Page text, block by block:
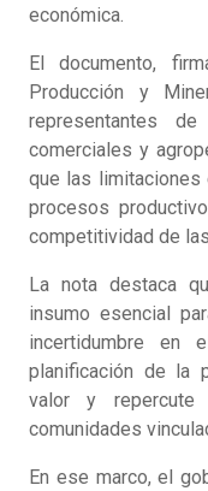
económica.
El documento,
Producción y
representantes
comerciales y
que las limitaciones
procesos
competitividad de
La nota destaca
insumo esencial
incertidumbre en
planificación de la
valor y repercute
comunidades
En ese marco, el